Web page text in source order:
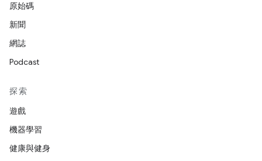
原始碼
新聞
網誌
Podcast
探索
遊戲
機器學習
健康與健身